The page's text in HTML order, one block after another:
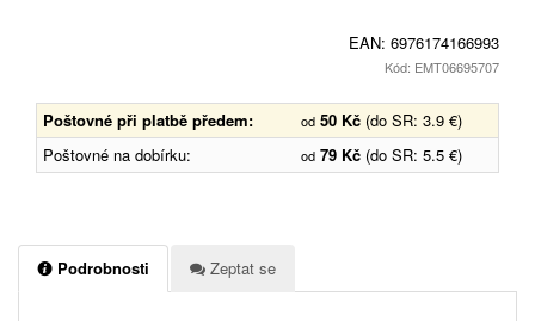
EAN: 6976174166993
Kód: EMT06695707
Poštovné při platbě předem: od 50 Kč (do SR: 3.9 €)
Poštovné na dobírku:
od 79 Kč (do SR: 5.5 €)
Podrobnosti Zeptat se